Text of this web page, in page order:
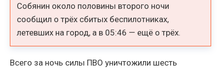
Собянин около половины второго ночи
сообщил о трёх сбитых беспилотниках,
летевших на город, а в 05:46 — ещё о трёх.
Всего за ночь силы ПВО уничтожили шесть